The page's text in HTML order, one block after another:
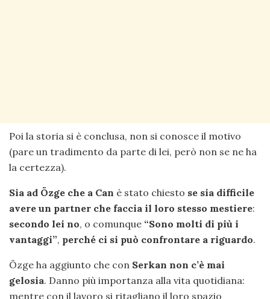
Poi la storia si è conclusa, non si conosce il motivo
(pare un tradimento da parte di lei, però non se ne ha
la certezza).
Sia ad Özge che a Can è stato chiesto se sia difficile
avere un partner che faccia il loro stesso mestiere:
secondo lei no, o comunque “Sono molti di più i
vantaggi”, perché ci si può confrontare a riguardo.
Özge ha aggiunto che con Serkan non c’è mai
gelosia. Danno più importanza alla vita quotidiana:
mentre con il lavoro si ritagliano il loro spazio